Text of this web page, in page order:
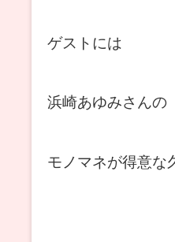
ゲストには
浜崎あゆみさんの
モノマネが得意な